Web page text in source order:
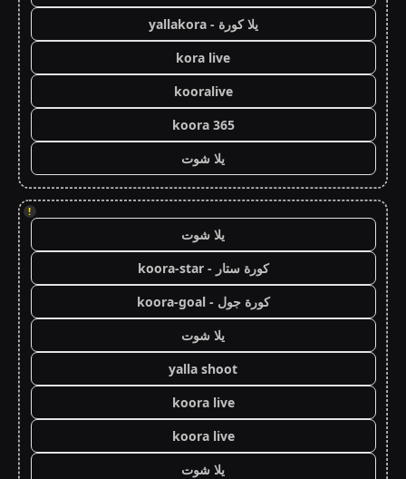
يلا كورة - yallakora
kora live
kooralive
koora 365
يلا شوت
!
يلا شوت
كورة ستار - koora-star
كورة جول - koora-goal
يلا شوت
yalla shoot
koora live
koora live
يلا شوت